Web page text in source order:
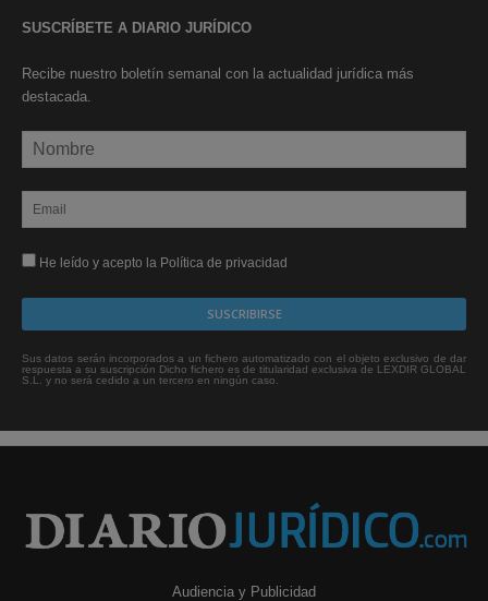
SUSCRÍBETE A DIARIO JURÍDICO
Recibe nuestro boletín semanal con la actualidad jurídica más
destacada.
He leído y acepto la Política de privacidad
Sus datos serán incorporados a un fichero automatizado con el objeto exclusivo de dar
respuesta a su suscripción Dicho fichero es de titularidad exclusiva de LEXDIR GLOBAL
S.L. y no será cedido a un tercero en ningún caso.
Audiencia y Publicidad